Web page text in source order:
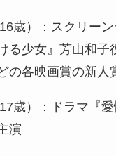
歳）：スクリー
る少女』芳山和子
の各映画賞の新人
歳）：ドラマ『
演